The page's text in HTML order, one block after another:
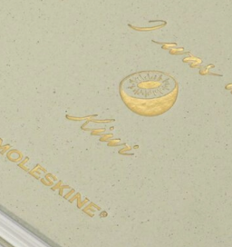
ノートブッ
The
ミニノー
カイエ ＆
ダイアリー
パーソナ
12カ月ダイ
15ヶ月プ
ウィーク
すべて見る
スマート
モレスキ
アプリ・サ
モレスキン
Blackwing
Kaweco x モ
ペン & ペン
Reframe サ
ムーミン
キム・ジ
「Alice's
『ロード
キム・ジ
ン
カサ・バ
ゴッホ美術
すべて見る
バックパッ
限定版バッ
Shopper
アートを
プロフェ
ミニマリ
マキシマ
カントリ
ション
プライドを
Mardi
グ・シス
スマート
スマート
スマートダ
スマート
Notes
モレスキン
モレスキン
ク
ャーム
ギフト
シップ
ェスト
録
のご購入時に10% オフと送料無料
の2冊ご購入で1冊無料
の割引（1ヶ月有効）
レクションへの先行アクセス
定の特別サプライズ
お得な情報をいち早くチェック
優先アクセス
ライティングセット 別のノート
別のノートブ
作成するこ
新しいノートア